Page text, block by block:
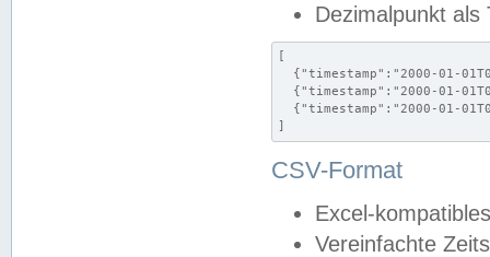
Dezimalpunkt als
[
{"timestamp":"2000-01-
{"timestamp":"2000-01-
{"timestamp":"2000-01-
]
CSV-Format
Excel-
Vereinfachte